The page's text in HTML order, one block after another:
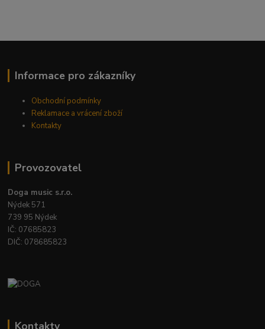
Informace pro zákazníky
Obchodní podmínky
Reklamace a vrácení zboží
Kontakty
Provozovatel
Doga music s.r.o.
Nýdek 571
739 95 Nýdek
IČ: 07685823
DIČ: 078685823
Kontakty